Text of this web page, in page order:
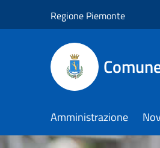
Regione Piemonte
Amministrazione